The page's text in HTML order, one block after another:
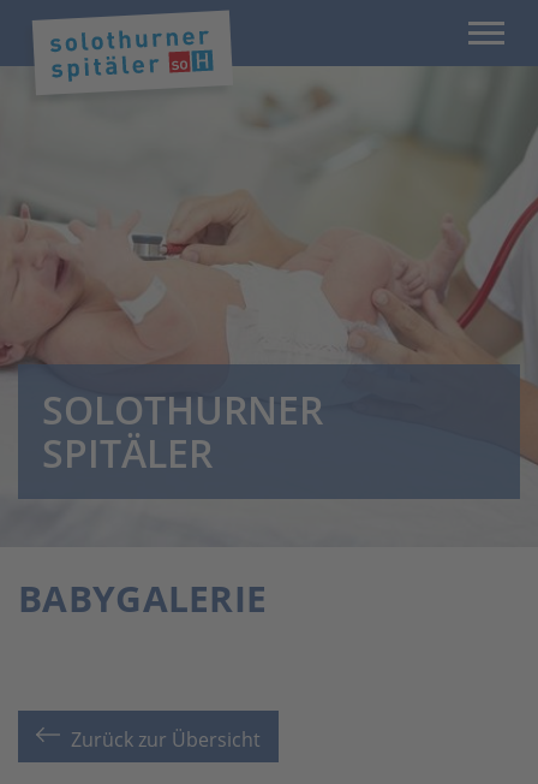
SOLOTHURNER
SPITÄLER
BABYGALERIE
Zurück zur Übersicht